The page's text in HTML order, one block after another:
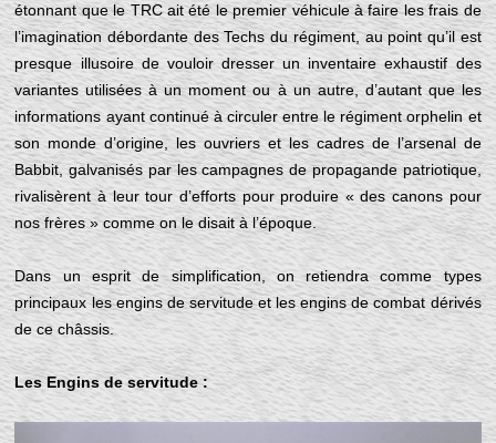
étonnant que le TRC ait été le premier véhicule à faire les frais de
l’imagination débordante des Techs du régiment, au point qu’il est
presque illusoire de vouloir dresser un inventaire exhaustif des
variantes utilisées à un moment ou à un autre, d’autant que les
informations ayant continué à circuler entre le régiment orphelin et
son monde d’origine, les ouvriers et les cadres de l’arsenal de
Babbit, galvanisés par les campagnes de propagande patriotique,
rivalisèrent à leur tour d’efforts pour produire « des canons pour
nos frères » comme on le disait à l’époque.
Dans un esprit de simplification, on retiendra comme types
principaux les engins de servitude et les engins de combat dérivés
de ce châssis.
Les Engins de servitude :